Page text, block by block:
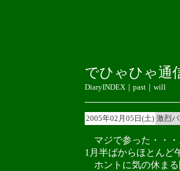
でひゃひゃ通
DiaryINDEX ｜ past ｜ will
2005年02月05日(土) 激烈
マジで参った・・・
1月半ばからほとんど
ホントに気の休まる